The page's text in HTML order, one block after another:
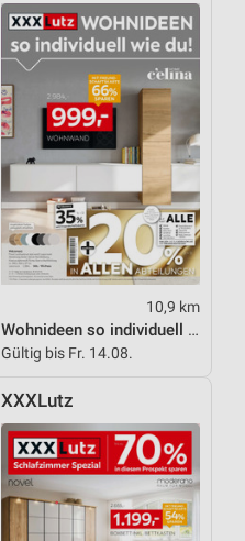
10,9 km
Wohnideen so individuell wie du!
Gültig bis Fr. 14.08.
XXXLutz